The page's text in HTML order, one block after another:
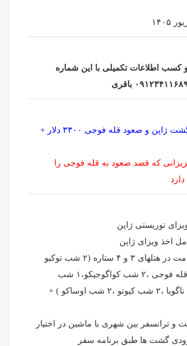
کسب اطلاعات تکمیلی با این شماره
پکیج ۱۲ روزه گشت ژاپن و صعود قله فوجی ۳۳۰۰ دلار +
که قصد صعود به قله فوجی را
توریستی ژاپن
اخذ ویزای ژاپن
11 شب اقامت در هتلهای ۳ و ۴ ستاره (۲ شب توکیو
،۱شب پناهگاه قله فوجی ،۲ شب کواگوجیکو،۱ شب
تاکایاما ،۱ شب ناگویا ،۲ شب کیوتو ،۲ شب اوساکو ) +
گشت ها طبق برنامه سفر